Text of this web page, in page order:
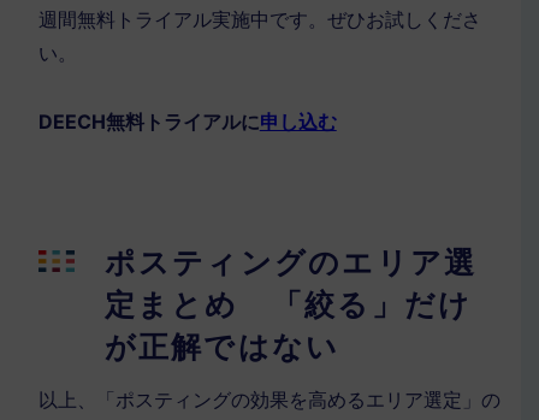
週間無料トライアル実施中です。ぜひお試しくださ
い。
DEECH無料トライアルに申し込む
ポスティングのエリア選
定まとめ 「絞る」だけ
が正解ではない
以上、「ポスティングの効果を高めるエリア選定」の